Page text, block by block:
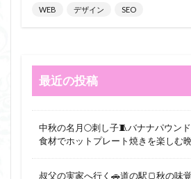
WEB デザイン SEO
最近の投稿
中秋の名月🌕刺し子🧵バナナパウン
食材でホットプレート焼きを楽しむ
叔父の実家へ行く🚗道の駅🍞秋の味